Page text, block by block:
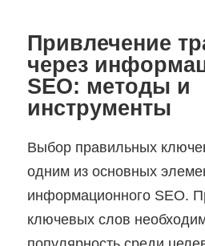
Привлечение
через
SEO: методы и
инструменты
Выбор правильных
одним из основных
информационного SEO.
ключевых слов